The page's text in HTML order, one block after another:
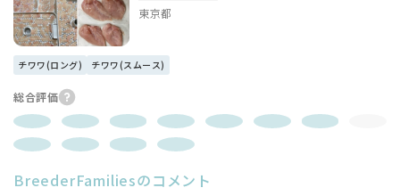
東京都
チワワ(ロング) チワワ(スムース)
総合評価
BreederFamiliesのコメント